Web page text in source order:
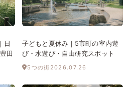
日
田
子どもと夏休み｜5市町の室内遊
び・水遊び・自由研究スポット
2026.07.26
5つの街